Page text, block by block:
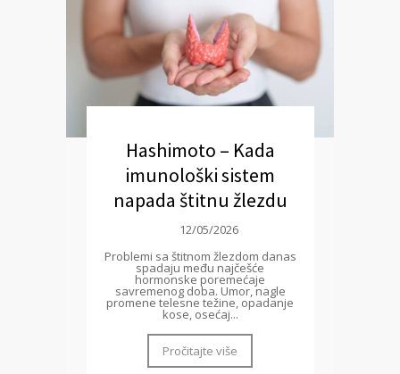
Hashimoto – Kada
imunološki sistem
napada štitnu žlezdu
12/05/2026
Problemi sa štitnom žlezdom danas
spadaju među najčešće
hormonske poremećaje
savremenog doba. Umor, nagle
promene telesne težine, opadanje
kose, osećaj...
Pročitajte više